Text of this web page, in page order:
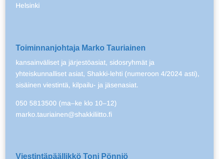
Helsinki
Toiminnanjohtaja Marko Tauriainen
kansainväliset ja järjestöasiat, sidosryhmät ja
yhteiskunnalliset asiat, Shakki-lehti (numeroon 4/2024 asti),
sisäinen viestintä, kilpailu- ja jäsenasiat.
050 5813500 (ma–ke klo 10–12)
marko.tauriainen@shakkiliitto.fi
Viestintäpäällikkö Toni Pönniö